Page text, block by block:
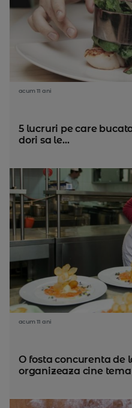
acum 11 ani
5 lucruri pe care
dori sa le...
acum 11 ani
O fosta concurenta de
organizeaza cine